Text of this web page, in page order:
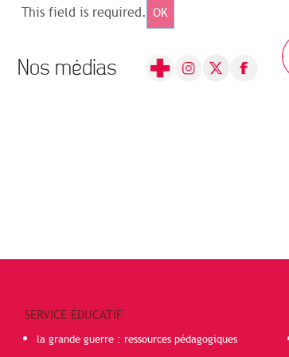
This field is required. OK
Nos médias
SERVICE ÉDUCATIF
la grande guerre : ressources pédagogiques